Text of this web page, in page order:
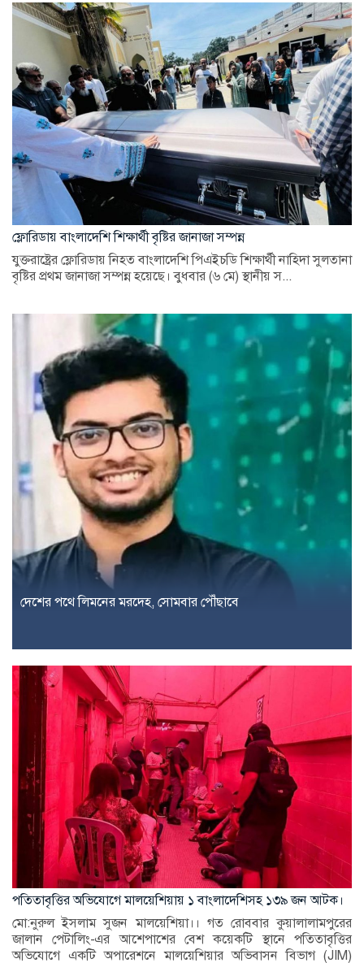
ফ্লোরিডায় বাংলাদেশি শিক্ষার্থী বৃষ্টির জানাজা সম্পন্ন
যুক্তরাষ্ট্রের ফ্লোরিডায় নিহত বাংলাদেশি পিএইচডি শিক্ষার্থী নাহিদা সুলতানা
বৃষ্টির প্রথম জানাজা সম্পন্ন হয়েছে। বুধবার (৬ মে) স্থানীয় স...
দেশের পথে লিমনের মরদেহ, সোমবার পৌঁছাবে
পতিতাবৃত্তির অভিযোগে মালয়েশিয়ায় ১ বাংলাদেশিসহ ১৩৯ জন আটক।
মো:নুরুল ইসলাম সুজন মালয়েশিয়া।। গত রোববার কুয়ালালামপুরের
জালান পেটালিং-এর আশেপাশের বেশ কয়েকটি স্থানে পতিতাবৃত্তির
অভিযোগে একটি অপারেশনে মালয়েশিয়ার অভিবাসন বিভাগ (JIM)